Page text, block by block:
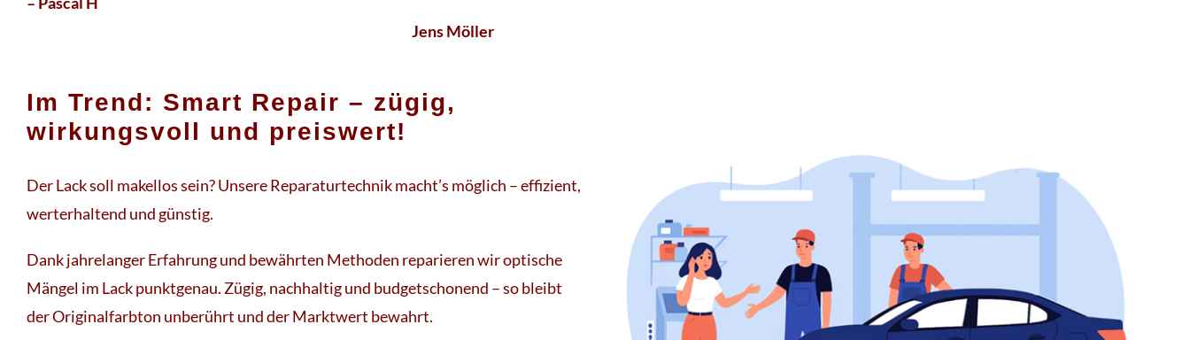
Jens Möller
Im Trend: Smart Repair – zügig,
wirkungsvoll und preiswert!
Der Lack soll makellos sein? Unsere Reparaturtechnik macht’s möglich – effizient,
werterhaltend und günstig.
Dank jahrelanger Erfahrung und bewährten Methoden reparieren wir optische
Mängel im Lack punktgenau. Zügig, nachhaltig und budgetschonend – so bleibt
der Originalfarbton unberührt und der Marktwert bewahrt.